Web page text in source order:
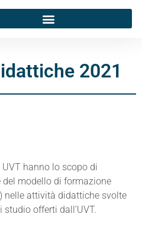
2021
hanno lo scopo di
del modello di formazione
nelle attività didattiche svolte
offerti dall’UVT.